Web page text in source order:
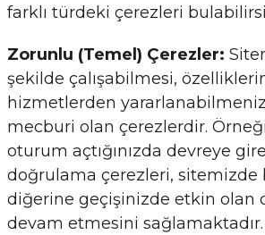
farklı türdeki çerezleri
Zorunlu (Temel) Çerezler:
şekilde çalışabilmesi,
hizmetlerden
mecburi olan çerezlerdir.
oturum açtığınızda devreye
doğrulama çerezleri, sitemizde
diğerine geçişinizde etkin olan
devam etmesini